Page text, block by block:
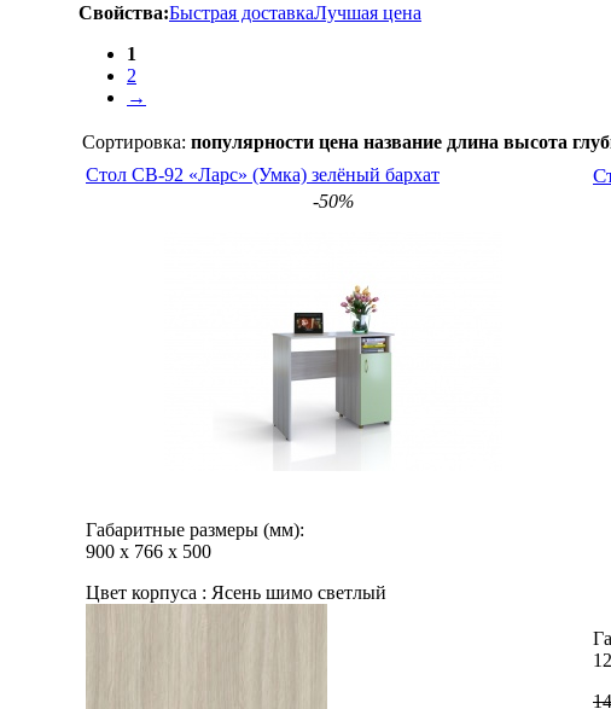
Свойства:Быстрая доставкаЛучшая цена
1
2
→
Сортировка: популярности цена название длина высота
Стол СВ-92 «Ларс» (Умка) зелёный бархат
-50%
Габаритные размеры (мм):
900 х 766 х 500
Цвет корпуса : Ясень шимо светлый